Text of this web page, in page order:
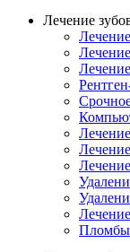
Лечение
Пломбы